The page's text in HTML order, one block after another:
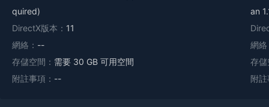
quired)
DirectX版本： 11
網絡： --
存儲空間： 需要 30 GB 可用空間
附註事項： --
an
網絡
存
附